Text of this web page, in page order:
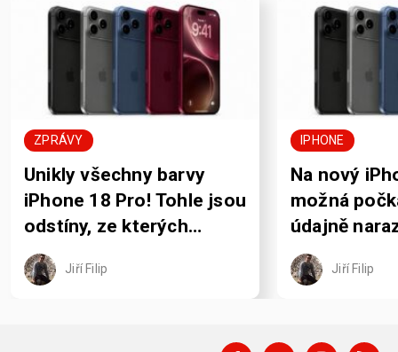
ZPRÁVY
Unikly všechny barvy
iPhone 18 Pro! Tohle jsou
odstíny, ze kterých
budete vybírat
Jiří Filip
IPHONE
Na nový
možná
údajně
problém
Jiří Filip